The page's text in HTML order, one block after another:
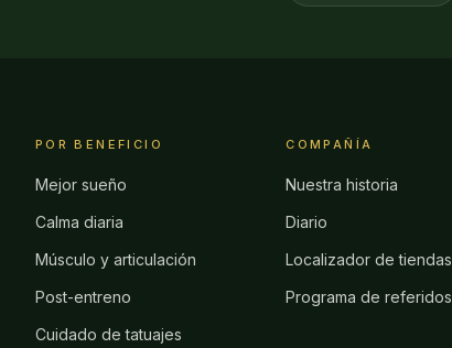
POR BENEFICIO
Mejor sueño
Calma diaria
Músculo y articulación
Post-entreno
Cuidado de tatuajes
COMPAÑÍA
Nuestra historia
Diario
Localizador de tiendas
Programa de referidos